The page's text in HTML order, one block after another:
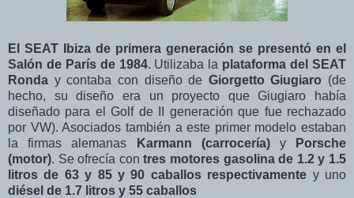
El SEAT Ibiza de primera generación se presentó en el
Salón de París de 1984. Utilizaba la plataforma del SEAT
Ronda y contaba con diseño de Giorgetto Giugiaro (de
hecho, su diseño era un proyecto que Giugiaro había
diseñado para el Golf de II generación que fue rechazado
por VW). Asociados también a este primer modelo estaban
la firmas alemanas Karmann (carrocería) yPorsche
(motor). Se ofrecía con tres motores gasolina de 1.2 y 1.5
litros de 63 y 85 y 90 caballos respectivamente y uno
diésel de 1.7 litros y 55 caballos